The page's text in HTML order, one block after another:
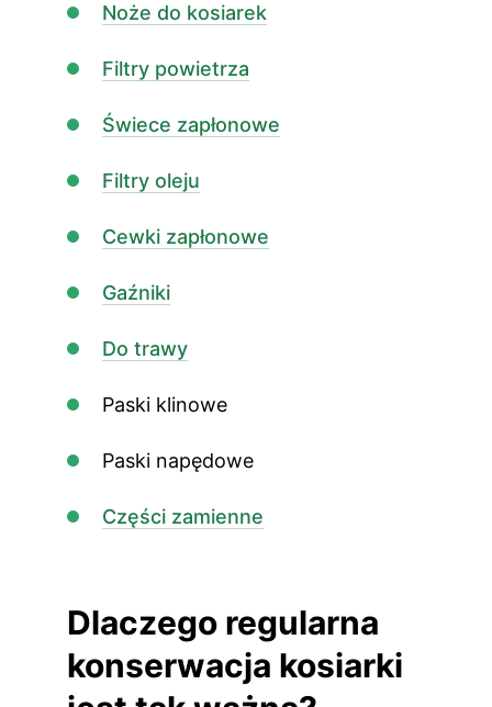
Noże do kosiarek
Filtry powietrza
Świece zapłonowe
Filtry oleju
Cewki zapłonowe
Gaźniki
Do trawy
Paski klinowe
Paski napędowe
Części zamienne
Dlaczego regularna
konserwacja kosiarki